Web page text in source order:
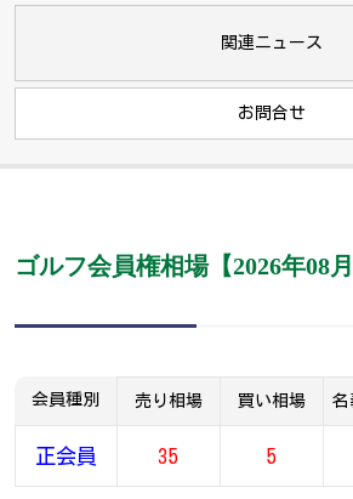
関連ニュース
お問合せ
ゴルフ会員権相場【2026年08月
会員種別 売り相場 買い相場 名
正会員 35 5